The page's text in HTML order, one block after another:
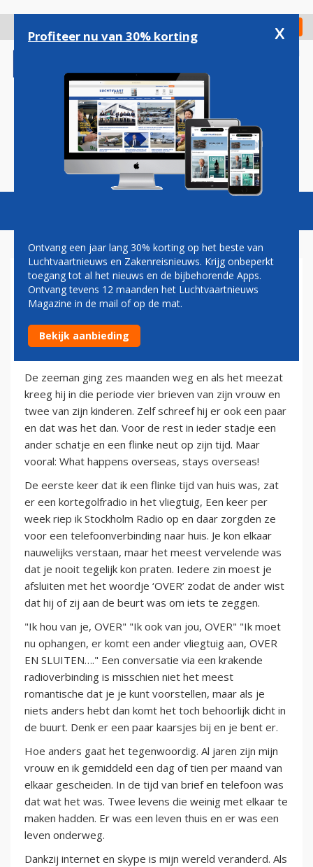
gaan
Check in
Magazine Podcasts Vacatures
JAN COCHERET:
SKYPEHUWELIJK
24 maart 2013
De zeeman ging zes maanden weg en als het meezat
kreeg hij in die periode vier brieven van zijn vrouw en
twee van zijn kinderen. Zelf schreef hij er ook een paar
en dat was het dan. Voor de rest in ieder stadje een
ander schatje en een flinke neut op zijn tijd. Maar
vooral: What happens overseas, stays overseas!
De eerste keer dat ik een flinke tijd van huis was, zat
er een kortegolfradio in het vliegtuig, Een keer per
week riep ik Stockholm Radio op en daar zorgden ze
voor een telefoonverbinding naar huis. Je kon elkaar
nauwelijks verstaan, maar het meest vervelende was
dat je nooit tegelijk kon praten. Iedere zin moest je
afsluiten met het woordje ‘OVER’ zodat de ander wist
dat hij of zij aan de beurt was om iets te zeggen.
"Ik hou van je, OVER" "Ik ook van jou, OVER" "Ik moet
nu ophangen, er komt een ander vliegtuig aan, OVER
EN SLUITEN…." Een conversatie via een krakende
radioverbinding is misschien niet het meest
romantische dat je je kunt voorstellen, maar als je
niets anders hebt dan komt het toch behoorlijk dicht in
de buurt. Denk er een paar kaarsjes bij en je bent er.
Hoe anders gaat het tegenwoordig. Al jaren zijn mijn
vrouw en ik gemiddeld een dag of tien per maand van
elkaar gescheiden. In de tijd van brief en telefoon was
dat wat het was. Twee levens die weinig met elkaar te
maken hadden. Er was een leven thuis en er was een
leven onderweg.
Dankzij internet en skype is mijn wereld veranderd. Als
Profiteer nu van 30% korting x
Ontvang een jaar lang 30% korting op het beste van
Luchtvaartnieuws en Zakenreisnieuws. Krijg onbeperkt
toegang tot al het nieuws en de bijbehorende Apps.
Ontvang tevens 12 maanden het Luchtvaartnieuws
Magazine in de mail of op de mat.
Bekijk aanbieding